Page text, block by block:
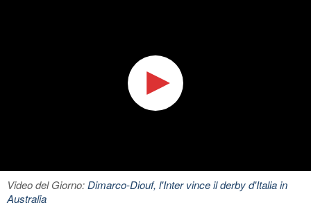
Video del Giorno:Dimarco-Diouf, l'Inter vince il derby d'Italia in
Australia